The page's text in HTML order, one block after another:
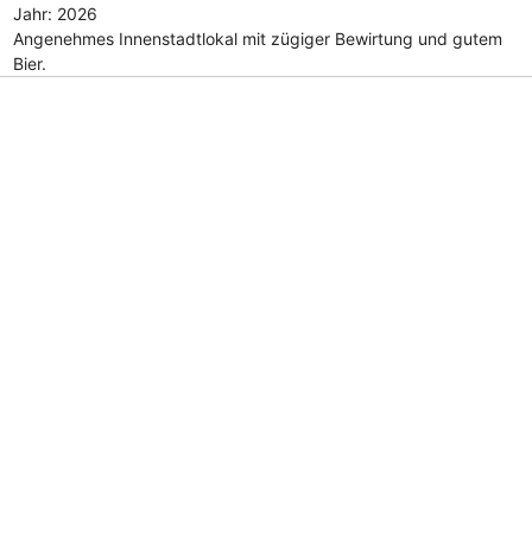
Jahr: 2026
Angenehmes Innenstadtlokal mit zügiger Bewirtung und gutem
Bier.